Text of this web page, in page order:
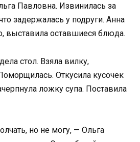
Павловна. Извинилась за
задержалась у подруги. Анна
выставила оставшиеся блюда.
стол. Взяла вилку,
Откусила кусочек
ложку супа. Поставила
но не могу, — Ольга